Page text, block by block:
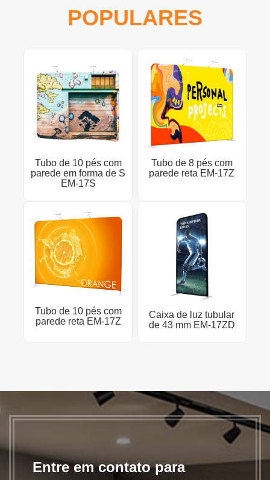
POPULARES
Tubo de 10 pés com
parede em forma de S
EM-17S
Tubo de 8 pés com
parede reta EM-17Z
Tubo de 10 pés com
parede reta EM-17Z
Caixa de luz tubular
de 43 mm EM-17ZD
Entre em contato para